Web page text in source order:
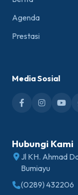
Agenda
Prestasi
Media Sosial
Hubungi Kami
Jl KH. Ahmad
Bumiayu
(0289) 432206